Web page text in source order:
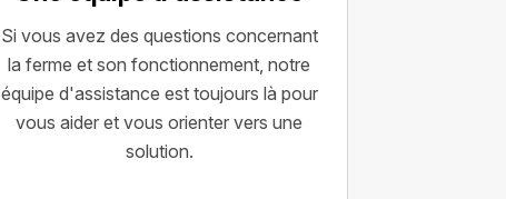
Si vous avez des questions concernant
la ferme et son fonctionnement, notre
équipe d'assistance est toujours là pour
vous aider et vous orienter vers une
solution.